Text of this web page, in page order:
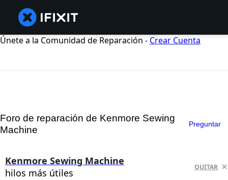
Únete a la Comunidad de Reparación - Crear Cuenta
Foro de reparación de Kenmore Sewing
Machine
Preguntar
Kenmore Sewing Machine
hilos más útiles
QUITAR